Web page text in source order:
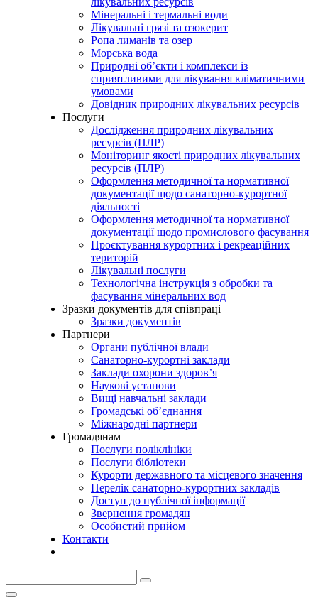
Мінеральні і термальні води
Лікувальні грязі та озокерит
Ропа лиманів та озер
Морська вода
Природні об’єкти і комплекси із
сприятливими для лікування кліматичними
умовами
Довідник природних лікувальних ресурсів
Послуги
Дослідження природних лікувальних
ресурсів (ПЛР)
Моніторинг якості природних лікувальних
ресурсів (ПЛР)
Оформлення методичної та нормативної
документації щодо санаторно-курортної
діяльності
Оформлення методичної та нормативної
документації щодо промислового фасування
Проєктування курортних і рекреаційних
територій
Лікувальні послуги
Технологічна інструкція з обробки та
фасування мінеральних вод
Зразки документів для співпраці
Зразки документів
Партнери
Органи публічної влади
Санаторно-курортні заклади
Заклади охорони здоров’я
Наукові установи
Вищі навчальні заклади
Громадські об’єднання
Міжнародні партнери
Громадянам
Послуги поліклініки
Послуги бібліотеки
Курорти державного та місцевого значення
Перелік санаторно-курортних закладів
Доступ до публічної інформації
Звернення громадян
Особистий прийом
Контакти